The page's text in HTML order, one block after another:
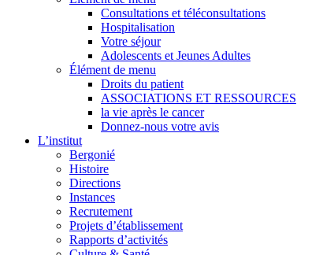
Consultations et téléconsultations
Hospitalisation
Votre séjour
Adolescents et Jeunes Adultes
Élément de menu
Droits du patient
ASSOCIATIONS ET RESSOURCES
la vie après le cancer
Donnez-nous votre avis
L’institut
Bergonié
Histoire
Directions
Instances
Recrutement
Projets d’établissement
Rapports d’activités